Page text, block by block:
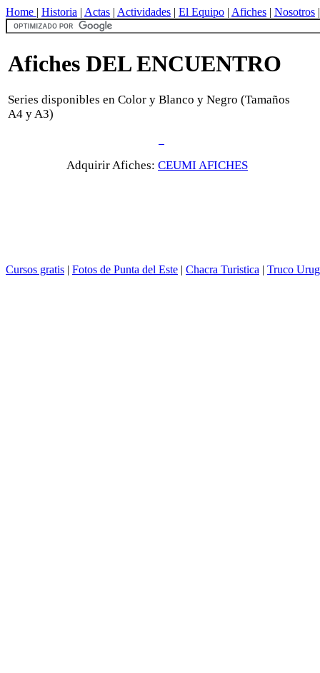
Home | Historia | Actas | Actividades | El Equipo | Afiches | Nosotros
Afiches DEL ENCUENTRO
Series disponibles en Color y Blanco y Negro (Tamaños
A4 y A3)
Adquirir Afiches: CEUMI AFICHES
Cursos gratis | Fotos de Punta del Este | Chacra Turistica | Truco